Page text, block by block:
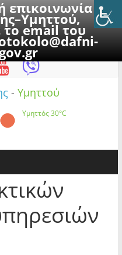
επικοινωνία με
το email του
2026
- Υμηττού
Υμηττός30°C